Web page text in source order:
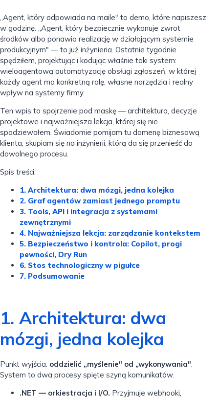
„Agent, który odpowiada na maile" to demo, które napiszesz
w godzinę. „Agent, który bezpiecznie wykonuje zwrot
środków albo ponawia realizację w działającym systemie
produkcyjnym" — to już inżynieria. Ostatnie tygodnie
spędziłem, projektując i kodując właśnie taki system:
wieloagentową automatyzację obsługi zgłoszeń, w której
każdy agent ma konkretną rolę, własne narzędzia i realny
wpływ na systemy firmy.
Ten wpis to spojrzenie pod maskę — architektura, decyzje
projektowe i najważniejsza lekcja, której się nie
spodziewałem. Świadomie pomijam tu domenę biznesową
klienta; skupiam się na inżynierii, którą da się przenieść do
dowolnego procesu.
Spis treści:
1. Architektura: dwa mózgi, jedna kolejka
2. Graf agentów zamiast jednego promptu
3. Tools, API i integracja z systemami
zewnętrznymi
4. Najważniejsza lekcja: zarządzanie kontekstem
5. Bezpieczeństwo i kontrola: Copilot, progi
pewności, Dry Run
6. Stos technologiczny w pigułce
7. Podsumowanie
1. Architektura: dwa
mózgi, jedna kolejka
Punkt wyjścia: oddzielić „myślenie" od „wykonywania"
System to dwa procesy spięte szyną komunikatów.
.NET — orkiestracja i I/O. Przyjmuje webhooki,